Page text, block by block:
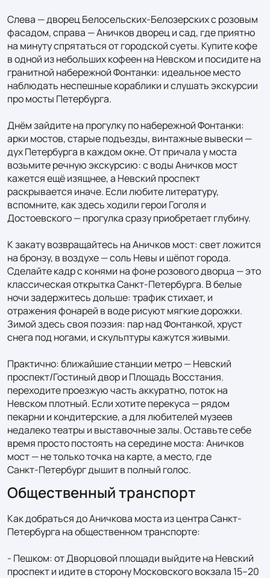
Слева — дворец Белосельских-Белозерских с розовым
фасадом, справа — Аничков дворец и сад, где приятно
на минуту спрятаться от городской суеты. Купите кофе
в одной из небольших кофеен на Невском и посидите на
гранитной набережной Фонтанки: идеальное место
наблюдать неспешные кораблики и слушать экскурсии
про мосты Петербурга.
Днём зайдите на прогулку по набережной Фонтанки:
арки мостов, старые подъезды, винтажные вывески —
дух Петербурга в каждом окне. От причала у моста
возьмите речную экскурсию: с воды Аничков мост
кажется ещё изящнее, а Невский проспект
раскрывается иначе. Если любите литературу,
вспомните, как здесь ходили герои Гоголя и
Достоевского — прогулка сразу приобретает глубину.
К закату возвращайтесь на Аничков мост: свет ложится
на бронзу, в воздухе — соль Невы и шёпот города.
Сделайте кадр с конями на фоне розового дворца — это
классическая открытка Санкт‑Петербурга. В белые
ночи задержитесь дольше: трафик стихает, и
отражения фонарей в воде рисуют мягкие дорожки.
Зимой здесь своя поэзия: пар над Фонтанкой, хруст
снега под ногами, и скульптуры кажутся живыми.
Практично: ближайшие станции метро — Невский
проспект/Гостиный двор и Площадь Восстания.
переходите проезжую часть аккуратно, поток на
Невском плотный. Если хотите перекуса — рядом
пекарни и кондитерские, а для любителей музеев
недалеко театры и выставочные залы. Оставьте себе
время просто постоять на середине моста: Аничков
мост — не только точка на карте, а место, где
Санкт‑Петербург дышит в полный голос.
Общественный транспорт
Как добраться до Аничкова моста из центра Санкт-
Петербурга на общественном транспорте:
- Пешком: от Дворцовой площади выйдите на Невский
проспект и идите в сторону Московского вокзала 15–20